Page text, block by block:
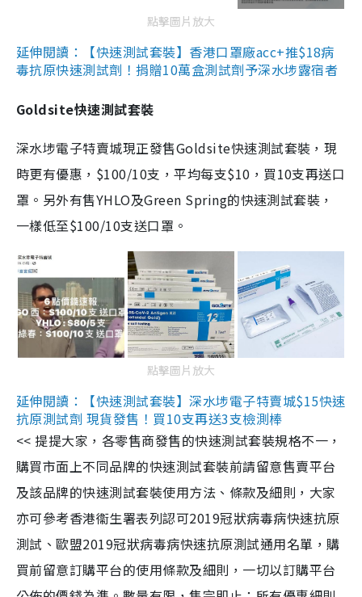
點擊圖片放大
延伸閱讀：【快速測試套裝】香港口罩廠acc+推$18病
毒抗原快速測試劑！捐贈10萬盒測試劑予深水埗露宿者
Goldsite快速測試套裝
深水埗電子特賣城現正發售Goldsite快速測試套裝，現
時更有優惠，$100/10支，平均每支$10，買10支再送口
罩。另外有售YHLO及Green Spring的快速測試套裝，
一樣低至$100/10支送口罩。
點擊圖片放大
延伸閱讀：【快速測試套裝】深水埗電子特賣城$15快速
抗原測試劑 現貨發售！買10支再送3支檢測棒
<< 提提大家，各零售商發售的快速測試套裝規格不一，
購買市面上不同品牌的快速測試套裝前請留意售賣平台
及該品牌的快速測試套裝使用方法、條款及細則，大家
亦可參考香港衞生署表列認可2019冠狀病毒病快速抗原
測試、歐盟2019冠狀病毒病快速抗原測試通用名單，購
買前留意訂購平台的使用條款及細則，一切以訂購平台